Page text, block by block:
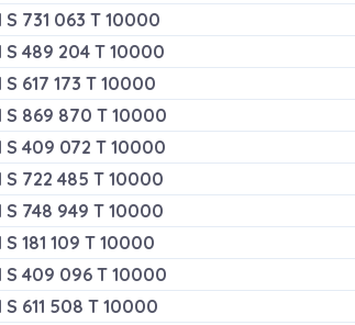
S 731 063 T 10000
S 489 204 T 10000
S 617 173 T 10000
S 869 870 T 10000
S 409 072 T 10000
S 722 485 T 10000
S 748 949 T 10000
S 181 109 T 10000
S 409 096 T 10000
S 611 508 T 10000